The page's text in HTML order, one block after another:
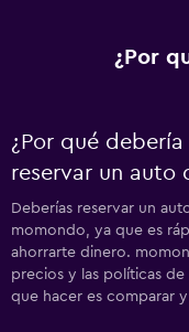
¿Por
¿Por qué
reservar un auto
Deberías reservar un
momondo, ya que es
ahorrarte dinero.
precios y las políticas
que hacer es comparar